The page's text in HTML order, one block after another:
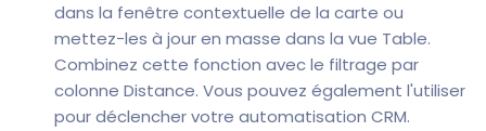
dans la fenêtre contextuelle de la carte ou
mettez-les à jour en masse dans la vue Table.
Combinez cette fonction avec le filtrage par
colonne Distance. Vous pouvez également l'utiliser
pour déclencher votre automatisation CRM.